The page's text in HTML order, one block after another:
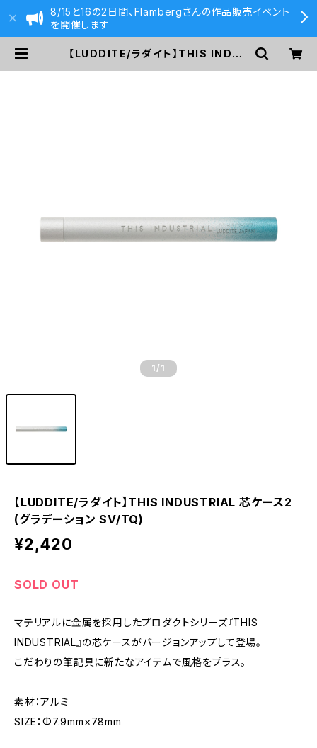
8/15と16の2日間、Flambergさんの作品販売イベント
を開催します
【LUDDITE/ラダイト】THIS INDUS
1 /1
【LUDDITE/ラダイト】THIS INDUSTRIAL 芯ケース2
(グラデーション SV/TQ)
¥2,420
SOLD OUT
マテリアルに金属を採用したプロダクトシリーズ『THIS
INDUSTRIAL』の芯ケースがバージョンアップして登場。
こだわりの筆記具に新たなアイテムで風格をプラス。
素材：アルミ
SIZE：Φ7.9mm×78mm